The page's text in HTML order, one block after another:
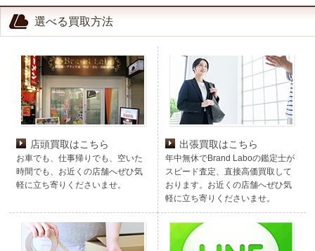
選べる買取方法
店頭買取はこちら
お車でも、仕事帰りでも、空いた
時間でも、お近くの店舗へぜひ気
軽に立ち寄りくださいませ。
出張買取はこちら
年中無休でBrand Laboの鑑定士が
スピード査定、直接高価買取して
おります。お近くの店舗へぜひ気
軽に立ち寄りくださいませ。